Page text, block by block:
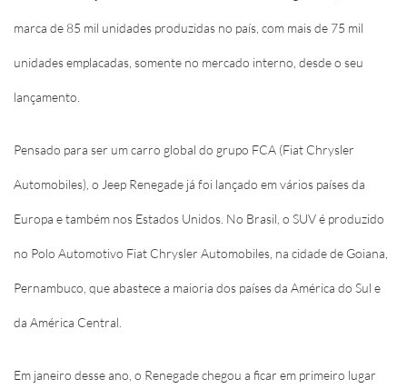
marca de 85 mil unidades produzidas no país, com mais de 75 mil
unidades emplacadas, somente no mercado interno, desde o seu
lançamento.
Pensado para ser um carro global do grupo FCA (Fiat Chrysler
Automobiles), o Jeep Renegade já foi lançado em vários países da
Europa e também nos Estados Unidos. No Brasil, o SUV é produzido
no Polo Automotivo Fiat Chrysler Automobiles, na cidade de Goiana,
Pernambuco, que abastece a maioria dos países da América do Sul e
da América Central.
Em janeiro desse ano, o Renegade chegou a ficar em primeiro lugar